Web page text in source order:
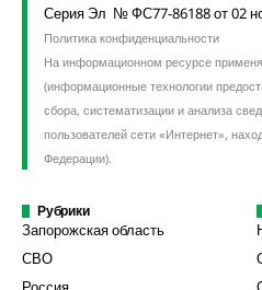
Серия Эл № ФС77-86188 от 02
Политика конфиденциальности
На информационном ресурсе
(информационные технологии
сбора, систематизации и анализа
пользователей сети «Интернет»,
Федерации).
Рубрики
Запорожская область
СВО